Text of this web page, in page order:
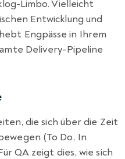
Limbo. Vielleicht
Entwicklung und
Engpässe in Ihrem
Delivery-Pipeline
die sich über die Zeit
(To Do, In
QA zeigt dies, wie sich